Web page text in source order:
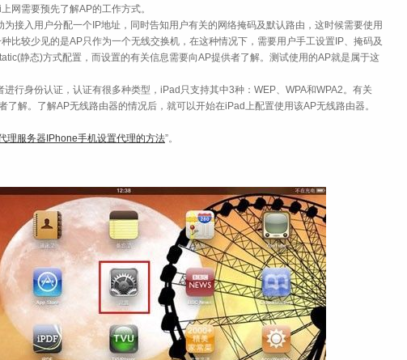
网需要预先了解AP的工作方式。
接入用户分配一个IP地址，同时告知用户有关的网络掩码及默认路由，这时候需要使用
比较少见的是AP只作为一个无线交换机，在这种情况下，需要用户手工设置IP、掩码及
静态)方式配置，而设置的有关信息需要向AP提供者了解。测试使用的AP就是属于这
行身份认证，认证有很多种类型，iPad只支持其中3种：WEP、WPA和WPA2。有关
了解。了解AP无线路由器的情况后，就可以开始在iPad上配置使用该AP无线路由器。
理服务器IPhone手机设置代理的方法”。